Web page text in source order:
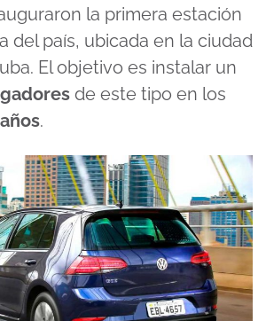
la primera estación
del país, ubicada en la ciudad
El objetivo es instalar un
de este tipo en los
.